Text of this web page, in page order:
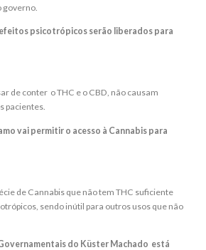
governo.
psicotrópicos serão liberados para
de conter o THC e o CBD, não causam
pacientes.
vai permitir o acesso à Cannabis para
de Cannabis que não tem THC suficiente
sendo inútil para outros usos que não
do Küster Machado está